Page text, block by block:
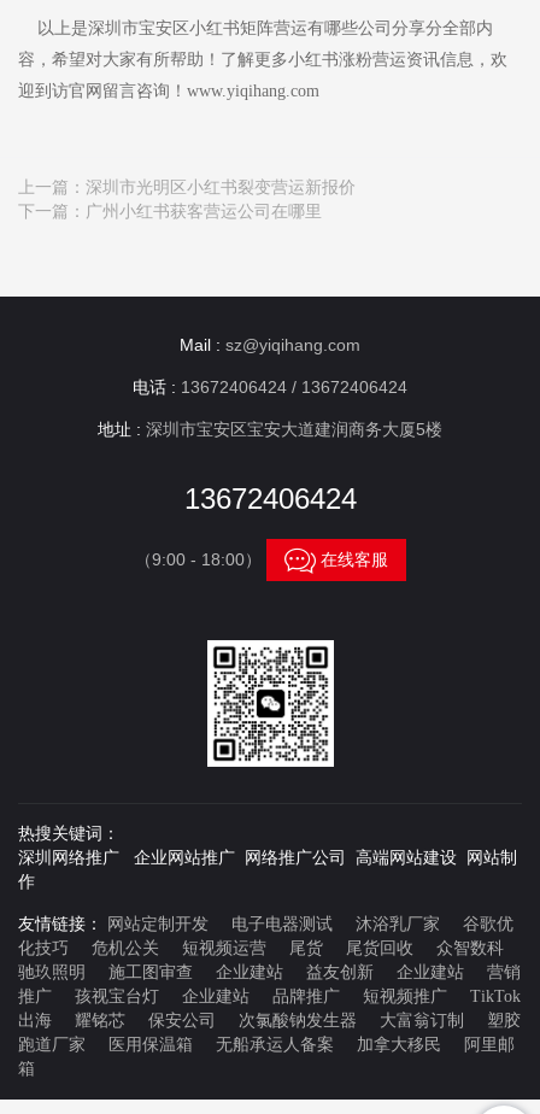
以上是深圳市宝安区小红书矩阵营运有哪些公司分享分全部内
容，希望对大家有所帮助！了解更多小红书涨粉营运资讯信息，欢
迎到访官网留言咨询！www.yiqihang.com
上一篇： 深圳市光明区小红书裂变营运新报价
下一篇： 广州小红书获客营运公司在哪里
Mail : sz@yiqihang.com
电话 : 13672406424 / 13672406424
地址 : 深圳市宝安区宝安大道建润商务大厦5楼
13672406424
（9:00 - 18:00） 在线客服
热搜关键词：
深圳网络推广 企业网站推广 网络推广公司 高端网站建设 网站制
作
友情链接： 网站定制开发 电子电器测试 沐浴乳厂家
谷歌优
化技巧
危机公关 短视频运营 尾货 尾货回收
众智数科
驰玖照明
施工图审查 企业建站 益友创新 企业建站
营销
推广
孩视宝台灯 企业建站 品牌推广 短视频推广
TikTok
出海
耀铭芯 保安公司 次氯酸钠发生器 大富翁订制
塑胶
跑道厂家
医用保温箱 无船承运人备案 加拿大移民
阿里邮
箱